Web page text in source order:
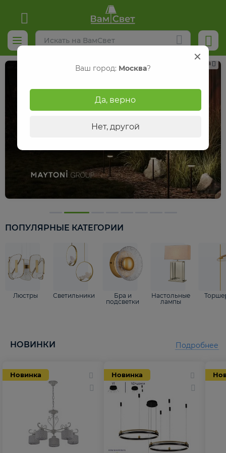
Реклама
ПОПУЛЯРНЫЕ КАТЕГОРИИ
Люстры Светильники
Бра и
подсветки
Настольные
лампы
НОВИНКИ
Новинка Новинка
Подробнее
Ваш город: Москва?
Да, верно
Нет, другой